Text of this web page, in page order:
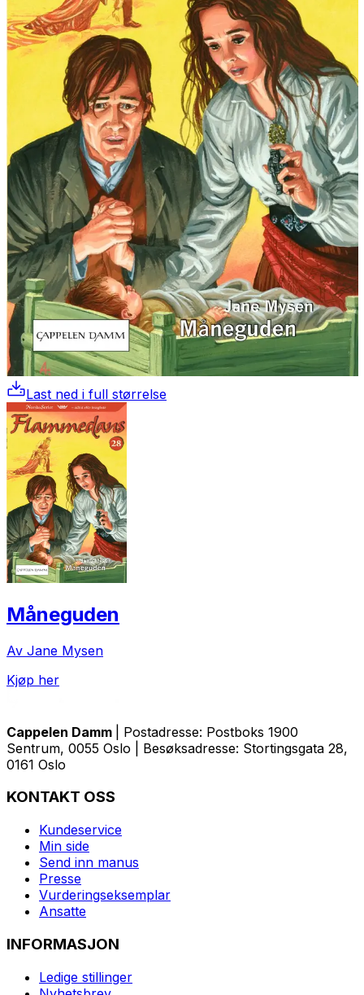
Last ned i full størrelse
Måneguden
Av Jane Mysen
Kjøp her
Cappelen Damm
| Postadresse: Postboks 1900
Sentrum, 0055 Oslo | Besøksadresse: Stortingsgata 28,
0161 Oslo
KONTAKT OSS
Kundeservice
Min side
Send inn manus
Presse
Vurderingseksemplar
Ansatte
INFORMASJON
Ledige stillinger